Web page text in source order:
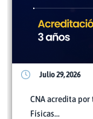
Julio 29, 2026
CNA acredita por
Físicas...